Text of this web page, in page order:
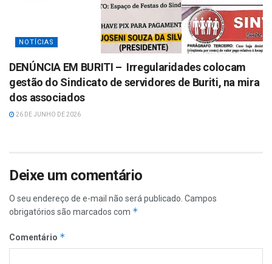
NOTÍCIAS
DENÚNCIA EM BURITI – Irregularidades colocam
gestão do Sindicato de servidores de Buriti, na mira
dos associados
26 DE JUNHO DE 2026
Deixe um comentário
O seu endereço de e-mail não será publicado. Campos
obrigatórios são marcados com *
Comentário *